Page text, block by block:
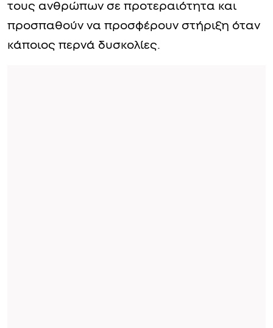
τους ανθρώπων σε προτεραιότητα και
προσπαθούν να προσφέρουν στήριξη όταν
κάποιος περνά δυσκολίες.